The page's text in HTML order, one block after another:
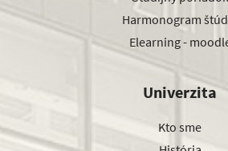
Harmonogram
Elearning -
Univerzita
Kto sme